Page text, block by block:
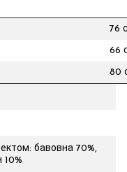
76
66
80
бавовна 70%,
10%